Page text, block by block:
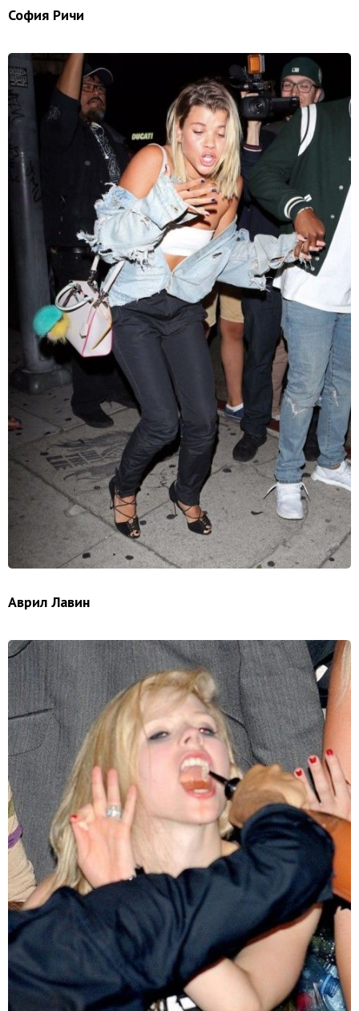
София Ричи
Аврил Лавин